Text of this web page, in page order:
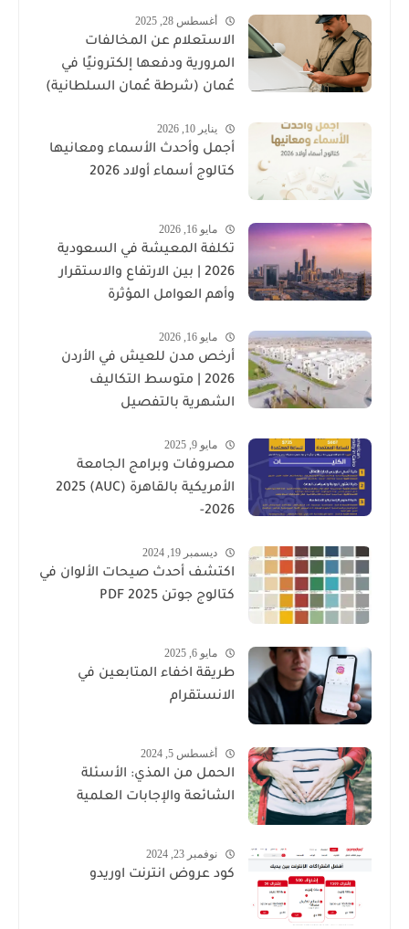
أغسطس 28, 2025
الاستعلام عن المخالفات
المرورية ودفعها إلكترونيًا في
عُمان (شرطة عُمان السلطانية)
يناير 10, 2026
أجمل وأحدث الأسماء ومعانيها
كتالوج أسماء أولاد 2026
مايو 16, 2026
تكلفة المعيشة في السعودية
2026 | بين الارتفاع والاستقرار
وأهم العوامل المؤثرة
مايو 16, 2026
أرخص مدن للعيش في الأردن
2026 | متوسط التكاليف
الشهرية بالتفصيل
مايو 9, 2025
مصروفات وبرامج الجامعة
الأمريكية بالقاهرة (AUC) 2025
-2026
ديسمبر 19, 2024
اكتشف أحدث صيحات الألوان في
كتالوج جوتن PDF 2025
مايو 6, 2025
طريقة اخفاء المتابعين في
الانستقرام
أغسطس 5, 2024
الحمل من المذي: الأسئلة
الشائعة والإجابات العلمية
نوفمبر 23, 2024
كود عروض انترنت اوريدو